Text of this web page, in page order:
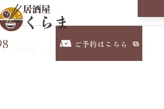
ご予約はこちら
なら居酒屋 くらま ALL RIGHTS RESERVED.